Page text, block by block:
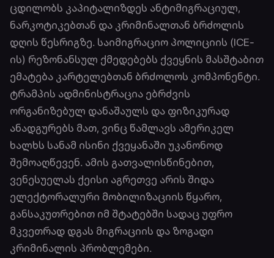
ცდილობს კაპიტალიზდეს ანტიმიგრაციულ,
ნარკოტიკებთან და კრიმინალთან ბრძოლის
დღის წესრიგზე. საიმიგრაციო პოლიციის (ICE-
ის) რეზონანსულ ქმედებებს ქვეყნის მასშტაბით
ემატება კარტელებთან ბრძოლოს კომპონენტი.
ტრამპის ადმინისტრაცია ებრძვის
ორგანიზებულ დანაშაულს და ფიზიკურად
ანადგურებს მათ, ვინც წამლავს ამერიკელ
ხალხს სანამ ისინი ქვეყანაში უკანონოდ
შემოაღწევენ. ამის გათვალისწინებით,
ვენესუელას ქეისი აგრეთვე არის შიდა
ელექტორალური მობილიზაციის წყარო,
განსაკუთრებით იმ შტატებში სადაც უფრო
მკვეთრად დგას მიგრაციის და ზოგადი
კრიმინალის პრობლემები.